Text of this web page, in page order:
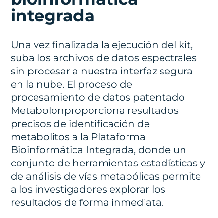
integrada
Una vez finalizada la ejecución del kit,
suba los archivos de datos espectrales
sin procesar a nuestra interfaz segura
en la nube. El proceso de
procesamiento de datos patentado
Metabolonproporciona resultados
precisos de identificación de
metabolitos a la Plataforma
Bioinformática Integrada, donde un
conjunto de herramientas estadísticas y
de análisis de vías metabólicas permite
a los investigadores explorar los
resultados de forma inmediata.